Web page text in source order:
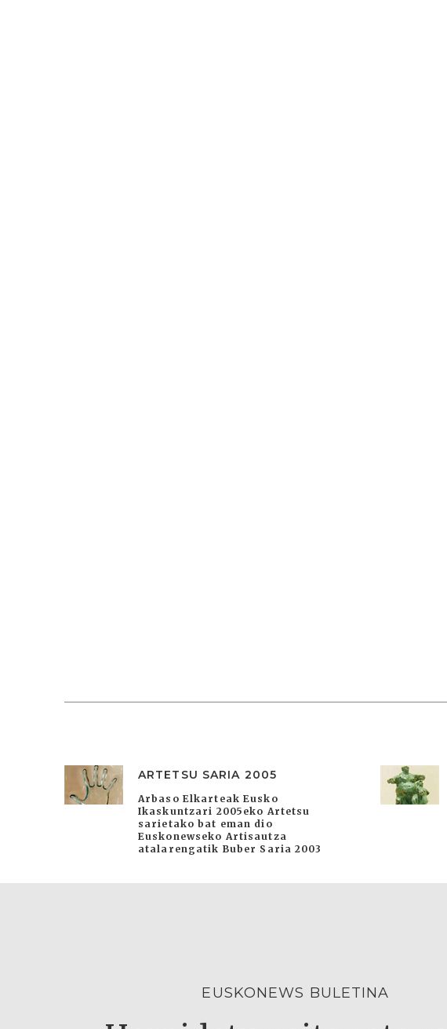
ARTETSU SARIA 2005
Arbaso Elkarteak Eusko
Ikaskuntzari 2005eko Artetsu
sarietako bat eman dio
Euskonewseko Artisautza
atalarengatik Buber Saria 2003
EUSKONEWS BULETINA